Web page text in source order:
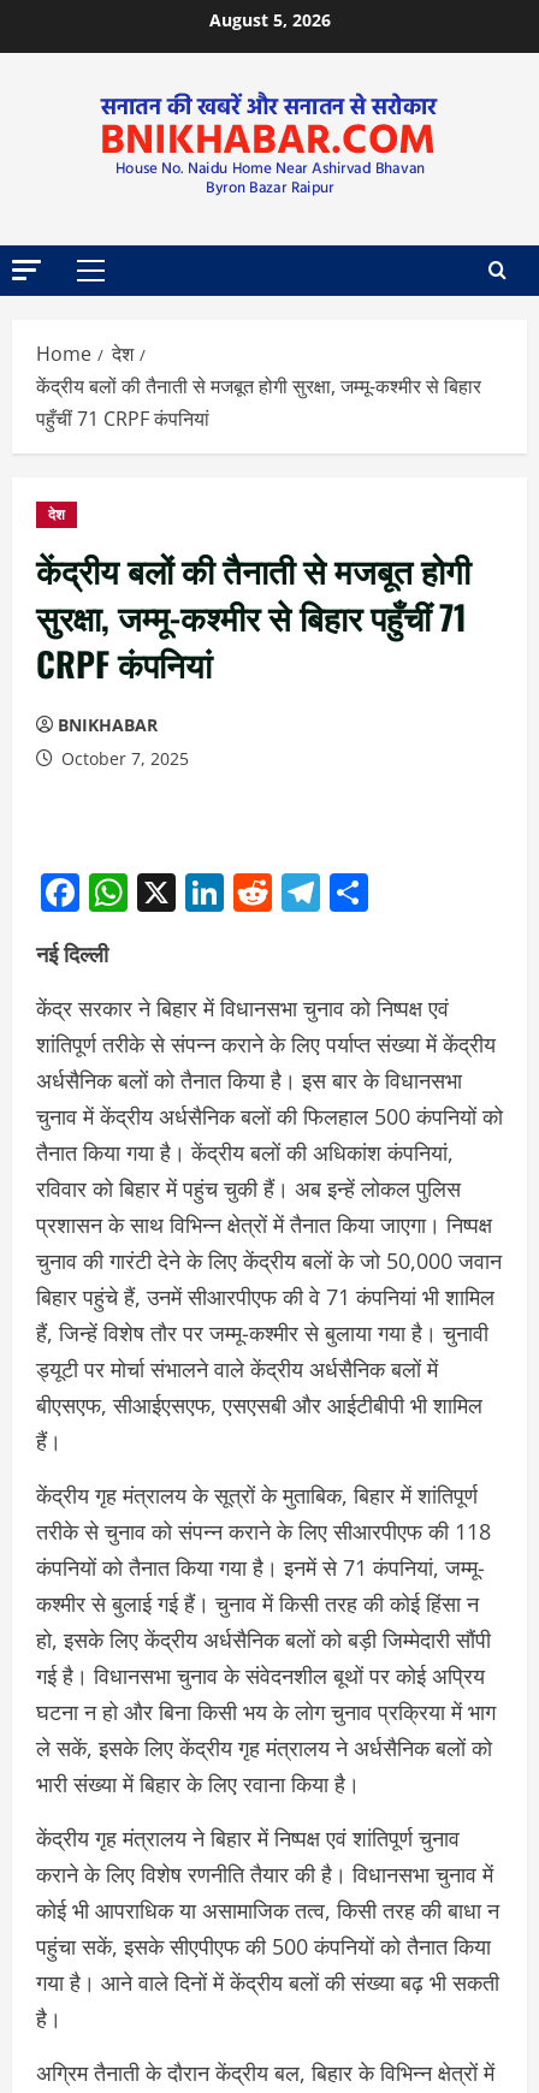
August 5, 2026
Home
देश
केंद्रीय बलों की तैनाती से मजबूत होगी सुरक्षा, जम्मू-कश्मीर से बिहार
पहुँचीं 71 CRPF कंपनियां
देश
केंद्रीय बलों की तैनाती से मजबूत होगी
सुरक्षा, जम्मू-कश्मीर से बिहार पहुँचीं 71
CRPF कंपनियां
BNIKHABAR
October 7, 2025
Facebook
WhatsApp
X LinkedIn
RedditTelegram
नई दिल्ली
केंद्र सरकार ने बिहार में विधानसभा चुनाव को निष्पक्ष एवं
शांतिपूर्ण तरीके से संपन्न कराने के लिए पर्याप्त संख्या में केंद्रीय
अर्धसैनिक बलों को तैनात किया है। इस बार के विधानसभा
चुनाव में केंद्रीय अर्धसैनिक बलों की फिलहाल 500 कंपनियों को
तैनात किया गया है। केंद्रीय बलों की अधिकांश कंपनियां,
रविवार को बिहार में पहुंच चुकी हैं। अब इन्हें लोकल पुलिस
प्रशासन के साथ विभिन्न क्षेत्रों में तैनात किया जाएगा। निष्पक्ष
चुनाव की गारंटी देने के लिए केंद्रीय बलों के जो 50,000 जवान
बिहार पहुंचे हैं, उनमें सीआरपीएफ की वे 71 कंपनियां भी शामिल
हैं, जिन्हें विशेष तौर पर जम्मू-कश्मीर से बुलाया गया है। चुनावी
ड्यूटी पर मोर्चा संभालने वाले केंद्रीय अर्धसैनिक बलों में
बीएसएफ, सीआईएसएफ, एसएसबी और आईटीबीपी भी शामिल
हैं।
केंद्रीय गृह मंत्रालय के सूत्रों के मुताबिक, बिहार में शांतिपूर्ण
तरीके से चुनाव को संपन्न कराने के लिए सीआरपीएफ की 118
कंपनियों को तैनात किया गया है। इनमें से 71 कंपनियां, जम्मू-
कश्मीर से बुलाई गई हैं। चुनाव में किसी तरह की कोई हिंसा न
हो, इसके लिए केंद्रीय अर्धसैनिक बलों को बड़ी जिम्मेदारी सौंपी
गई है। विधानसभा चुनाव के संवेदनशील बूथों पर कोई अप्रिय
घटना न हो और बिना किसी भय के लोग चुनाव प्रक्रिया में भाग
ले सकें, इसके लिए केंद्रीय गृह मंत्रालय ने अर्धसैनिक बलों को
भारी संख्या में बिहार के लिए रवाना किया है।
केंद्रीय गृह मंत्रालय ने बिहार में निष्पक्ष एवं शांतिपूर्ण चुनाव
कराने के लिए विशेष रणनीति तैयार की है। विधानसभा चुनाव में
कोई भी आपराधिक या असामाजिक तत्व, किसी तरह की बाधा न
पहुंचा सकें, इसके सीएपीएफ की 500 कंपनियों को तैनात किया
गया है। आने वाले दिनों में केंद्रीय बलों की संख्या बढ़ भी सकती
है।
अग्रिम तैनाती के दौरान केंद्रीय बल, बिहार के विभिन्न क्षेत्रों में